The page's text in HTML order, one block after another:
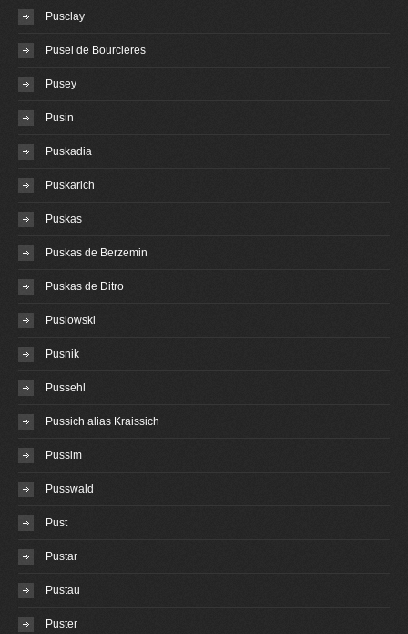
Pusclay
Pusel de Bourcieres
Pusey
Pusin
Puskadia
Puskarich
Puskas
Puskas de Berzemin
Puskas de Ditro
Puslowski
Pusnik
Pussehl
Pussich alias Kraissich
Pussim
Pusswald
Pust
Pustar
Pustau
Puster